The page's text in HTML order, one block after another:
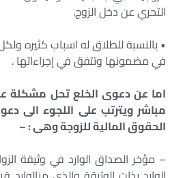
التحري عن دخل الزوج.
• بالنسبة للطلاق له اسباب كثيره
في مضمونها وتتفق في إجراءاتها .
اما عن دعوى الخلع تحل مشكلة
مباشر ويترتب على اللجوء الى
الحقوق المالية للزوجة وهی : –
– مؤخر الصداق الوارد في وثيقة